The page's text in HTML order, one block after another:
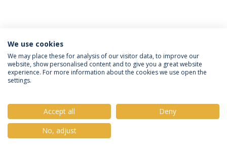
Política de Privacidade
Termos e Condições
Direitos do Titular dos Dados
© 2026 Universidade Católica Portuguesa
We use cookies
We may place these for analysis of our visitor data, to improve our
website, show personalised content and to give you a great website
experience. For more information about the cookies we use open the
settings.
Accept all
Deny
No, adjust